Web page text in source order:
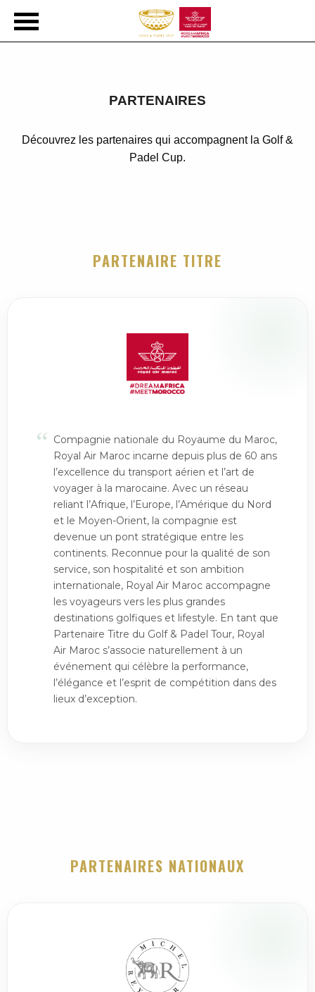
PARTENAIRES
Découvrez les partenaires qui accompagnent la Golf &
Padel Cup.
PARTENAIRE TITRE
“ Compagnie nationale du Royaume du Maroc,
Royal Air Maroc incarne depuis plus de 60 ans
l’excellence du transport aérien et l’art de
voyager à la marocaine. Avec un réseau
reliant l’Afrique, l’Europe, l’Amérique du Nord
et le Moyen-Orient, la compagnie est
devenue un pont stratégique entre les
continents. Reconnue pour la qualité de son
service, son hospitalité et son ambition
internationale, Royal Air Maroc accompagne
les voyageurs vers les plus grandes
destinations golfiques et lifestyle. En tant que
Partenaire Titre du Golf & Padel Tour, Royal
Air Maroc s’associe naturellement à un
événement qui célèbre la performance,
l’élégance et l’esprit de compétition dans des
lieux d’exception.
PARTENAIRES NATIONAUX